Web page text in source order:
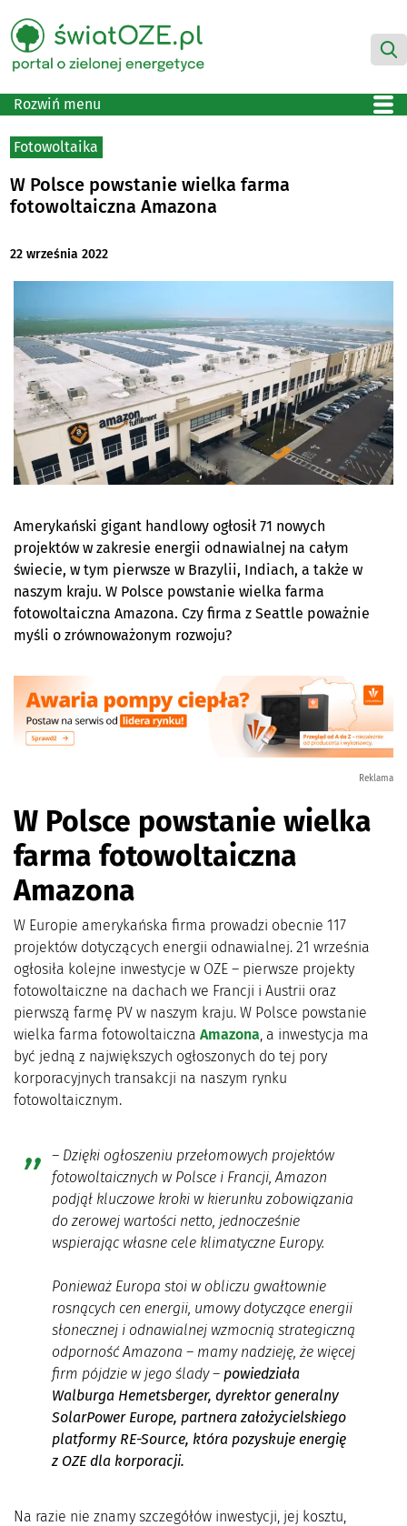
Rozwiń menu
Fotowoltaika
W Polsce powstanie wielka farma
fotowoltaiczna Amazona
22 września 2022
Amerykański gigant handlowy ogłosił 71 nowych
projektów w zakresie energii odnawialnej na całym
świecie, w tym pierwsze w Brazylii, Indiach, a także w
naszym kraju. W Polsce powstanie wielka farma
fotowoltaiczna Amazona. Czy firma z Seattle poważnie
myśli o zrównoważonym rozwoju?
Reklama
W Polsce powstanie wielka
farma fotowoltaiczna
Amazona
W Europie amerykańska firma prowadzi obecnie 117
projektów dotyczących energii odnawialnej. 21 września
ogłosiła kolejne inwestycje w OZE – pierwsze projekty
fotowoltaiczne na dachach we Francji i Austrii oraz
pierwszą farmę PV w naszym kraju. W Polsce powstanie
wielka farma fotowoltaiczna Amazona, a inwestycja ma
być jedną z największych ogłoszonych do tej pory
korporacyjnych transakcji na naszym rynku
fotowoltaicznym.
– Dzięki ogłoszeniu przełomowych projektów
fotowoltaicznych w Polsce i Francji, Amazon
podjął kluczowe kroki w kierunku zobowiązania
do zerowej wartości netto, jednocześnie
wspierając własne cele klimatyczne Europy.
Ponieważ Europa stoi w obliczu gwałtownie
rosnących cen energii, umowy dotyczące energii
słonecznej i odnawialnej wzmocnią strategiczną
odporność Amazona – mamy nadzieję, że więcej
firm pójdzie w jego ślady – powiedziała
Walburga Hemetsberger, dyrektor generalny
SolarPower Europe, partnera założycielskiego
platformy RE-Source, która pozyskuje energię
z OZE dla korporacji.
Na razie nie znamy szczegółów inwestycji, jej kosztu,